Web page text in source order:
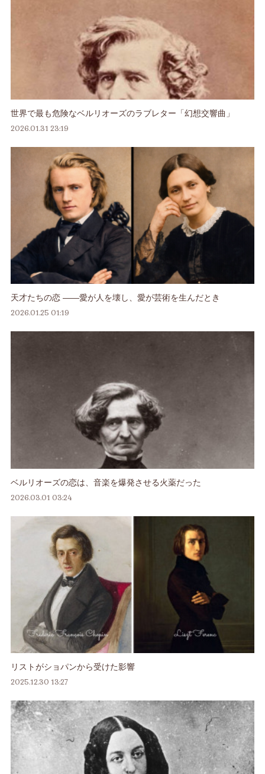
世界で最も危険なベルリオーズのラブレター「幻想交響曲」
2026.01.31 23:19
天才たちの恋 ――愛が人を壊し、愛が芸術を生んだとき
2026.01.25 01:19
ベルリオーズの恋は、音楽を爆発させる火薬だった
2026.03.01 03:24
リストがショパンから受けた影響
2025.12.30 13:27